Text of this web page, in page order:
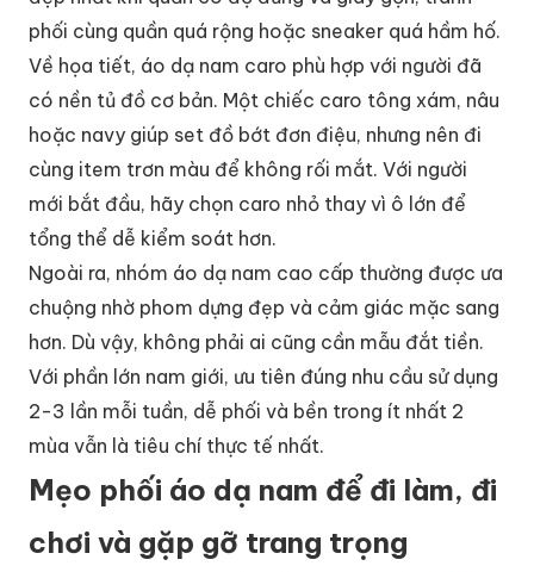
phối cùng quần quá rộng hoặc sneaker quá hầm hố.
Về họa tiết, áo dạ nam caro phù hợp với người đã
có nền tủ đồ cơ bản. Một chiếc caro tông xám, nâu
hoặc navy giúp set đồ bớt đơn điệu, nhưng nên đi
cùng item trơn màu để không rối mắt. Với người
mới bắt đầu, hãy chọn caro nhỏ thay vì ô lớn để
tổng thể dễ kiểm soát hơn.
Ngoài ra, nhóm áo dạ nam cao cấp thường được ưa
chuộng nhờ phom dựng đẹp và cảm giác mặc sang
hơn. Dù vậy, không phải ai cũng cần mẫu đắt tiền.
Với phần lớn nam giới, ưu tiên đúng nhu cầu sử dụng
2-3 lần mỗi tuần, dễ phối và bền trong ít nhất 2
mùa vẫn là tiêu chí thực tế nhất.
Mẹo phối áo dạ nam để đi làm, đi
chơi và gặp gỡ trang trọng